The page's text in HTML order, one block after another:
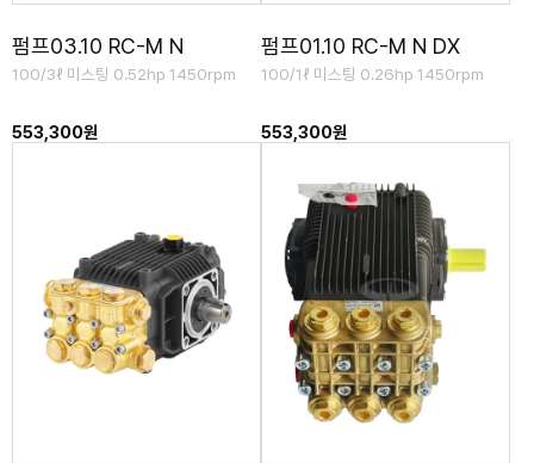
펌프03.10 RC-M N
100/3ℓ 미스팅 0.52hp 1450rpm
553,300원
펌프01.10 RC-M N DX
100/1ℓ 미스팅 0.26hp 1450rpm
553,300원